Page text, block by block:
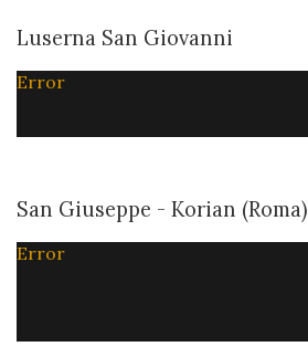
Luserna San Giovanni
Error
San Giuseppe - Korian (Roma)
Error